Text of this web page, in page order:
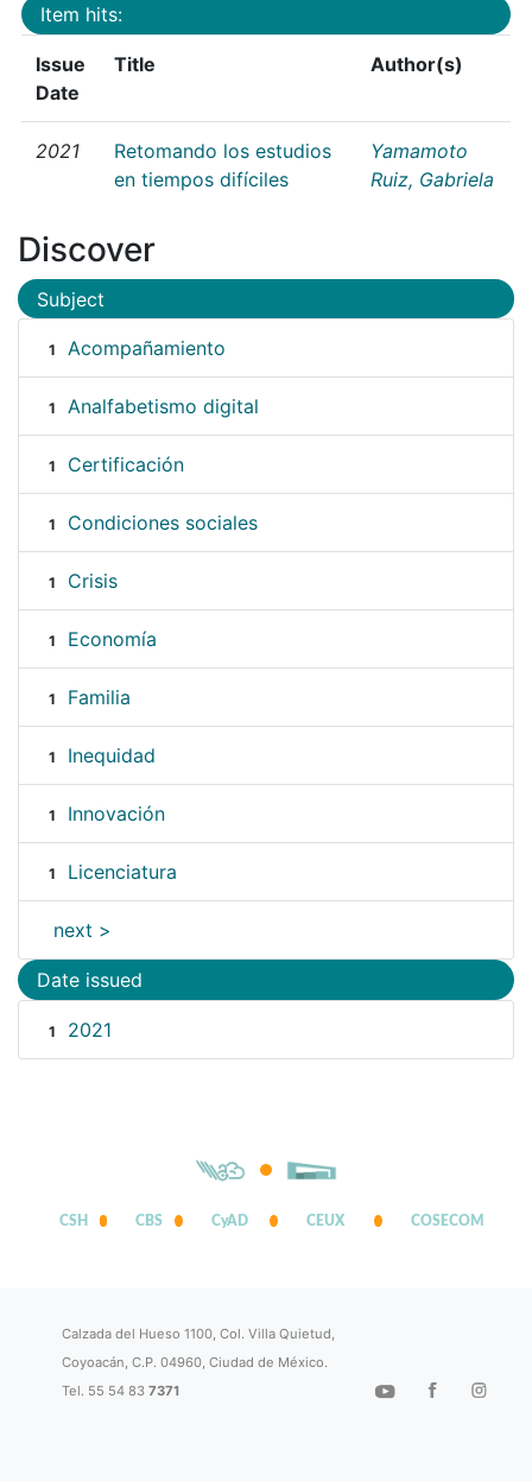
Item hits:
Issue
Date
Title Author(s)
2021
Retomando los estudios
en tiempos difíciles
Yamamoto
Ruiz, Gabriela
Discover
Subject
1 Acompañamiento
1 Analfabetismo digital
1 Certificación
1 Condiciones sociales
1 Crisis
1 Economía
1 Familia
1 Inequidad
1 Innovación
1 Licenciatura
next >
Date issued
1 2021
CSH CBS CyAD CEUX COSECOM
Calzada del Hueso 1100, Col. Villa Quietud,
Coyoacán, C.P. 04960, Ciudad de México.
Tel. 55 54 837371